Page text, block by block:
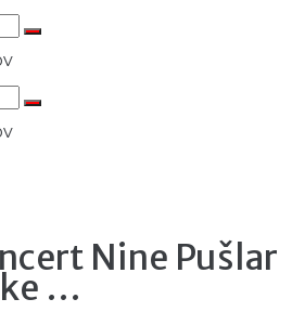
Nine Pušlar
…